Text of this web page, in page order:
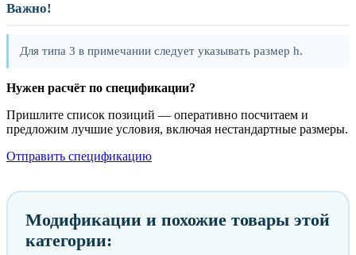
Важно!
Для типа 3 в примечании следует указывать размер h.
Нужен расчёт по спецификации?
Пришлите список позиций — оперативно посчитаем и
предложим лучшие условия, включая нестандартные размеры.
Отправить спецификацию
Модификации и похожие товары этой
категории: